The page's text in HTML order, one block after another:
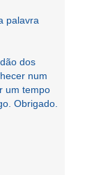
palavra
dos
num
um tempo
Obrigado.